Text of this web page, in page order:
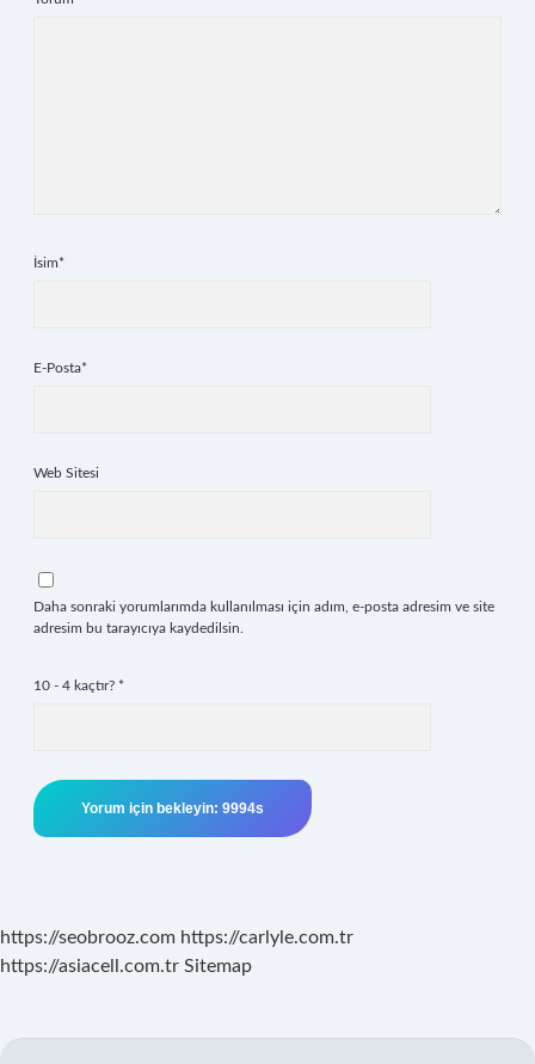
İsim*
E-Posta*
Web Sitesi
Daha sonraki yorumlarımda kullanılması için adım, e-posta adresim ve site
adresim bu tarayıcıya kaydedilsin.
10 - 4 kaçtır? *
https://seobrooz.com https://carlyle.com.tr
https://asiacell.com.tr Sitemap